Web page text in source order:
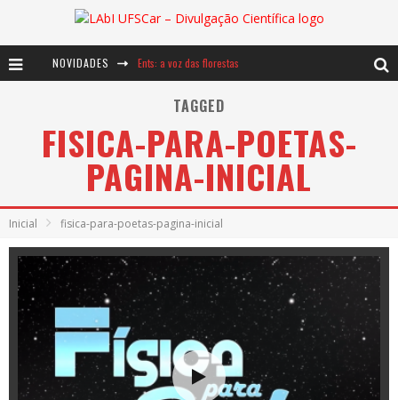
NOVIDADES Ents: a voz das florestas
Notáveis: Bertha Lutz
Baú de Histórias - A jamais imaginada aventura com os moinhos de vento
TAGGED
FISICA-PARA-POETAS-
PAGINA-INICIAL
Inicial fisica-para-poetas-pagina-inicial